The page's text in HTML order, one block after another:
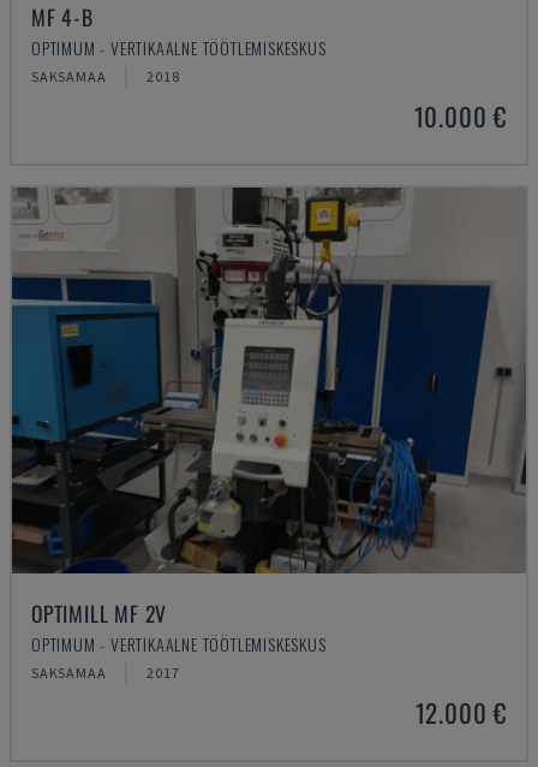
MF 4-B
OPTIMUM - VERTIKAALNE TÖÖTLEMISKESKUS
SAKSAMAA 2018
10.000 €
OPTIMILL MF 2V
OPTIMUM - VERTIKAALNE TÖÖTLEMISKESKUS
SAKSAMAA 2017
12.000 €